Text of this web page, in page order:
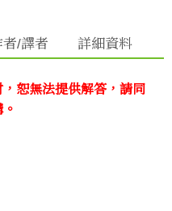
者/譯者 詳細資料
，恕無法提供解答，請同